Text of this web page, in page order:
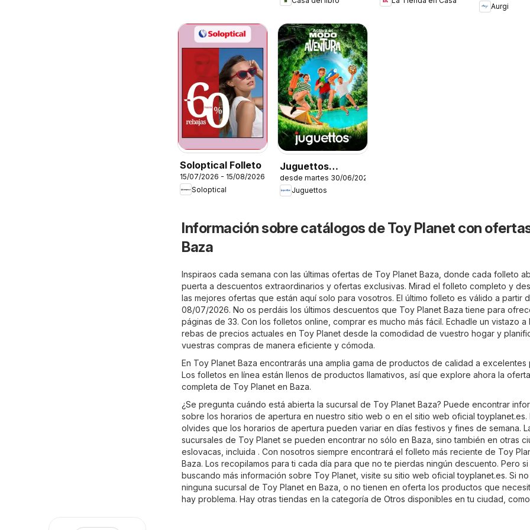
Aurgi
Soloptical Folleto
15/07/2026 - 15/08/2026
Soloptical
Juguettos
Catálogo
desde martes 30/06/2026
Juguettos
Información sobre catálogos de Toy Planet con
Baza
Inspiraos cada semana con las últimas ofertas de Toy Planet Baza, donde cada folleto
puerta a descuentos extraordinarios y ofertas exclusivas. Mirad el folleto completo y
las mejores ofertas que están aquí solo para vosotros. El último folleto es válido a partir
08/07/2026. No os perdáis los últimos descuentos que Toy Planet Baza tiene para
páginas de 33. Con los folletos online, comprar es mucho más fácil. Echadle un vistazo a
rebas de precios actuales en Toy Planet desde la comodidad de vuestro hogar y
vuestras compras de manera eficiente y cómoda.
En Toy Planet Baza encontrarás una amplia gama de productos de calidad a excelentes
Los folletos en línea están llenos de productos llamativos, así que explore ahora la oferta
completa de Toy Planet en Baza.
¿Se pregunta cuándo está abierta la sucursal de Toy Planet Baza? Puede encontrar
sobre los horarios de apertura en nuestro sitio web o en el sitio web oficialtoyplanet.es.
olvides que los horarios de apertura pueden variar en días festivos y fines de semana.
sucursales de Toy Planet se pueden encontrar no sólo en Baza, sino también en otras
eslovacas, incluida . Con nosotros siempre encontrará el folleto más reciente de Toy
Baza. Los recopilamos para ti cada día para que no te pierdas ningún descuento. Pero si
buscando más información sobre Toy Planet, visite su sitio web oficialtoyplanet.es. Si
ninguna sucursal de Toy Planet en Baza, o no tienen en oferta los productos que
hay problema. Hay otras tiendas en la categoría de Otros disponibles en tu ciudad,